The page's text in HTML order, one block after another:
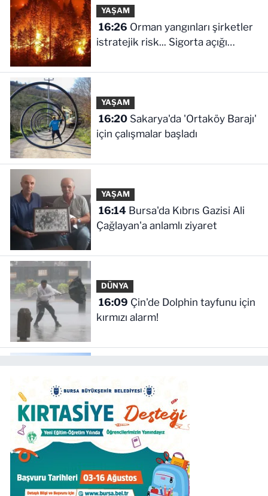
YAŞAM
16:26
istratejik risk... Sigorta açığı
YAŞAM
16:20Sakarya'da 'Ortaköy Barajı'
için çalışmalar başladı
YAŞAM
16:14Bursa'da Kıbrıs Gazisi Ali
Çağlayan'a anlamlı ziyaret
DÜNYA
16:09
kırmızı alarm!
16:04Yöresel lezzetler
gastronomi sokağında
ziyaretçilerle buluşuyor
YAŞAM
15:57Plastik sanayicilerinden